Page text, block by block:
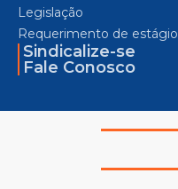
Legislação
Requerimento de estágio
Sindicalize-se
Fale Conosco